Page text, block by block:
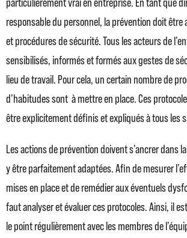
particulièrement vrai en entreprise. En tant que
responsable du personnel, la prévention doit être
et procédures de sécurité. Tous les acteurs de
sensibilisés, informés et formés aux gestes de
lieu de travail. Pour cela, un certain nombre de
d’habitudes sont à mettre en place. Ces
être explicitement définis et expliqués à tous les
Les actions de prévention doivent s’ancrer dans
y être parfaitement adaptées. Afin de mesurer
mises en place et de remédier aux éventuels
faut analyser et évaluer ces protocoles. Ainsi, il
le point régulièrement avec les membres de